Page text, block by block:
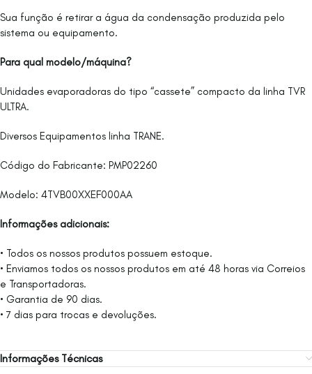
Sua função é retirar a água da condensação produzida pelo
sistema ou equipamento.
Para qual modelo/máquina?
Unidades evaporadoras do tipo “cassete” compacto da linha TVR
ULTRA.
Diversos Equipamentos linha TRANE.
Código do Fabricante: PMP02260
Modelo: 4TVB00XXEF000AA
Informações adicionais:
• Todos os nossos produtos possuem estoque.
• Enviamos todos os nossos produtos em até 48 horas via Correios
e Transportadoras.
• Garantia de 90 dias.
• 7 dias para trocas e devoluções.
Informações Técnicas